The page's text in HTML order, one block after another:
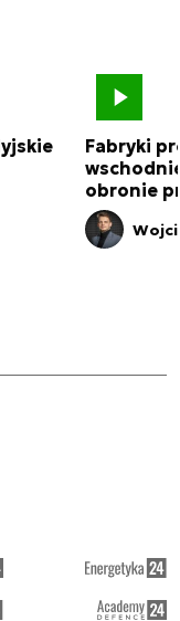
Fabryki
obronie